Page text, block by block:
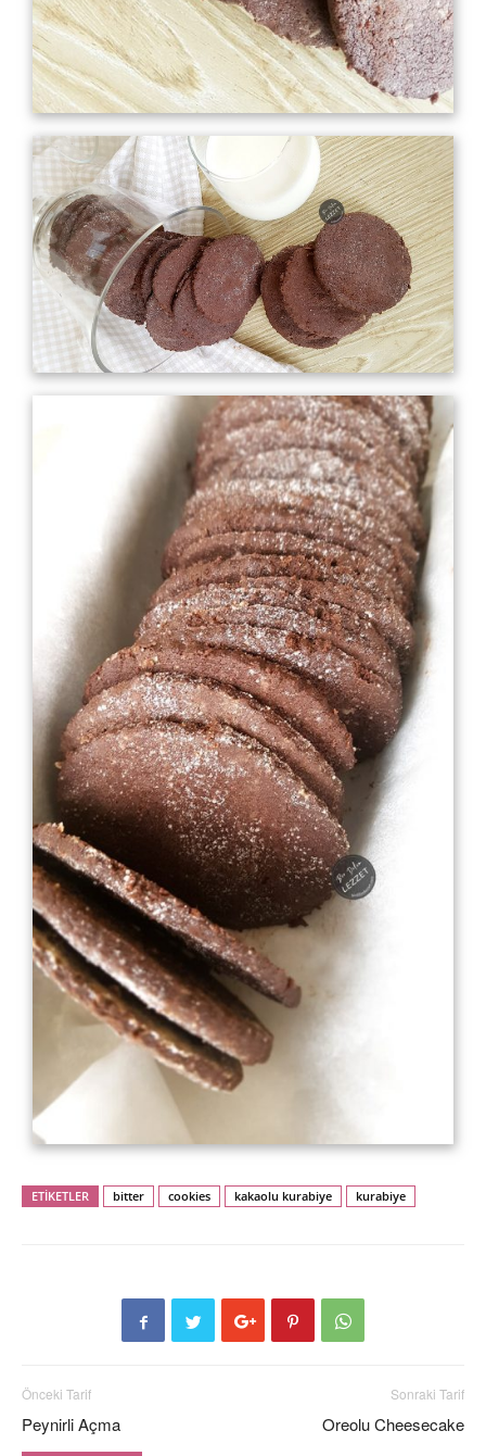
ETİKETLER bitter cookies kakaolu kurabiye kurabiye
Önceki Tarif
Peynirli Açma
Sonraki Tarif
Oreolu Cheesecake